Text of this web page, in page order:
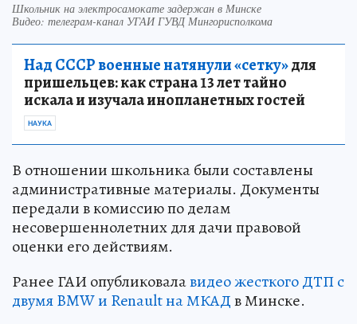
Школьник на электросамокате задержан в Минске
Видео: телеграм-канал УГАИ ГУВД Мингорисполкома
Над СССР военные натянули «сетку»для
пришельцев: как страна 13 лет тайно
искала и изучала инопланетных гостей
НАУКА
В отношении школьника были составлены
административные материалы. Документы
передали в комиссию по делам
несовершеннолетних для дачи правовой
оценки его действиям.
Ранее ГАИ опубликовалавидео жесткого ДТП с
двумя BMW и Renault на МКАДв Минске.